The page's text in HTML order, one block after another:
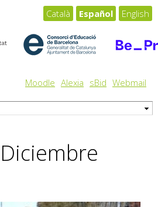
Moodle Alexia sBid Webmail
Català Español English